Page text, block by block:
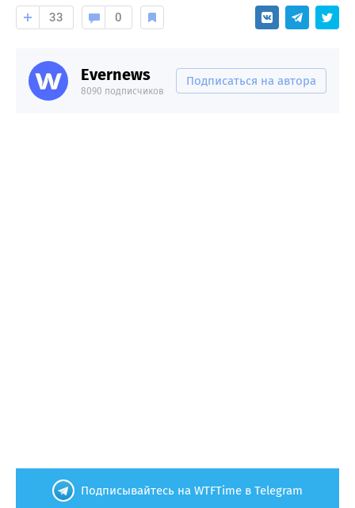
33 0
Evernews
8090 подписчиков
Подписаться на автора
Подписывайтесь на WTFTime в Telegram